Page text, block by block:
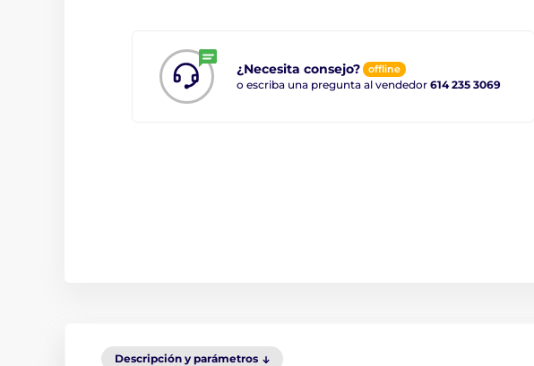
¿Necesita consejo? offline
o escriba una pregunta al vendedor 614 235 3069
Descripción y parámetros